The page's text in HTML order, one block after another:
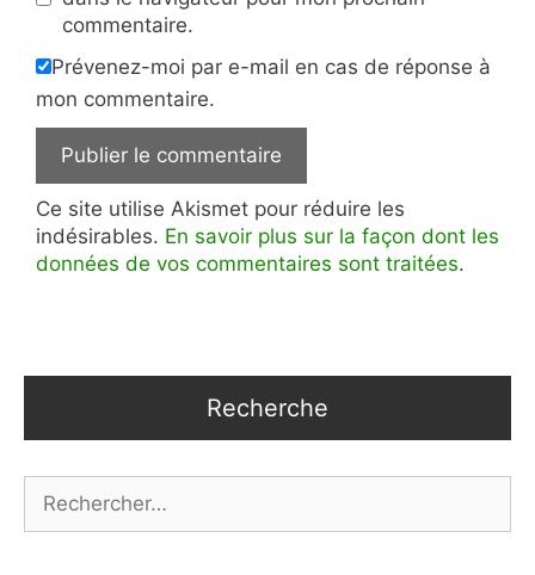
commentaire.
Prévenez-moi par e-mail en cas de réponse à
mon commentaire.
Ce site utilise Akismet pour réduire les
indésirables. En savoir plus sur la façon dont les
données de vos commentaires sont traitées.
Recherche